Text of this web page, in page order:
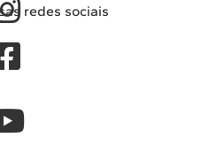
redes sociais